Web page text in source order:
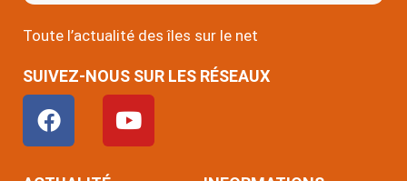
Toute l’actualité des îles sur le net
SUIVEZ-NOUS SUR LES RÉSEAUX
F
a
c
Y
o
u